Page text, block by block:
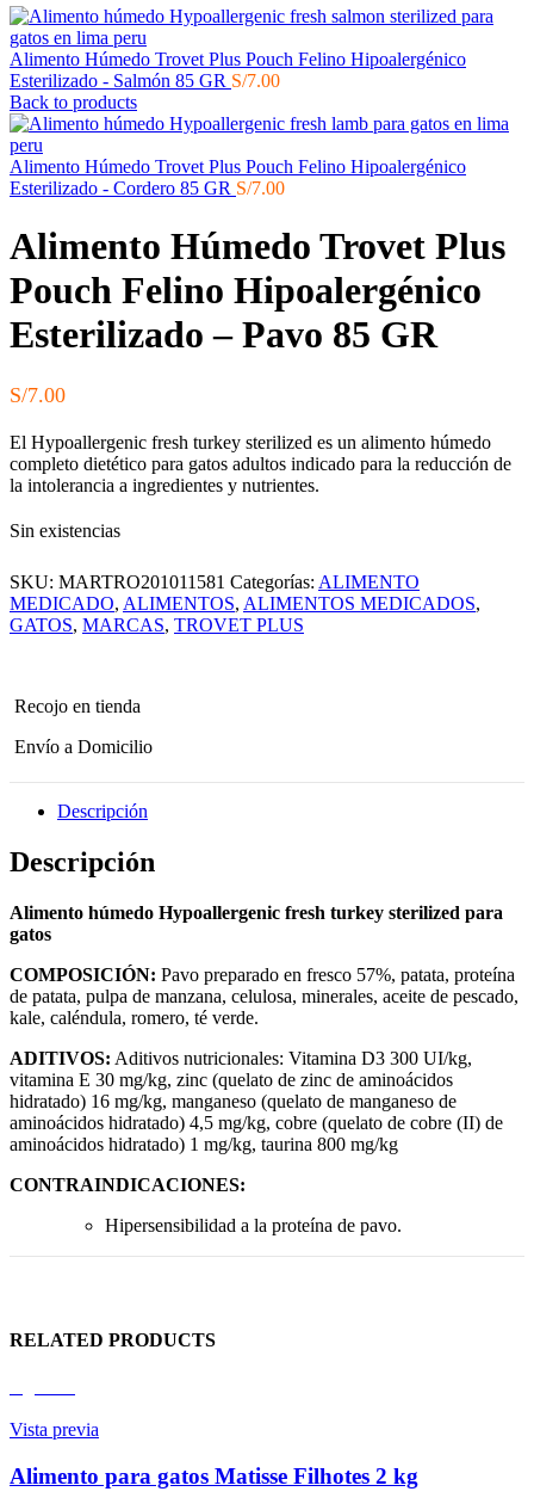
Alimento Húmedo Trovet Plus Pouch Felino Hipoalergénico
Esterilizado - Salmón 85 GR S/7.00
Back to products
Alimento Húmedo Trovet Plus Pouch Felino Hipoalergénico
Esterilizado - Cordero 85 GR S/7.00
Alimento Húmedo Trovet Plus
Pouch Felino Hipoalergénico
Esterilizado – Pavo 85 GR
S/7.00
El Hypoallergenic fresh turkey sterilized es un alimento húmedo
completo dietético para gatos adultos indicado para la reducción de
la intolerancia a ingredientes y nutrientes.
Sin existencias
SKU: MARTRO201011581 Categorías: ALIMENTO
MEDICADO, ALIMENTOS, ALIMENTOS MEDICADOS,
GATOS, MARCAS, TROVET PLUS
Recojo en tienda
Envío a Domicilio
Descripción
Descripción
Alimento húmedo Hypoallergenic fresh turkey sterilized para
gatos
COMPOSICIÓN: Pavo preparado en fresco 57%, patata, proteína
de patata, pulpa de manzana, celulosa, minerales, aceite de pescado,
kale, caléndula, romero, té verde.
ADITIVOS: Aditivos nutricionales: Vitamina D3 300 UI/kg,
vitamina E 30 mg/kg, zinc (quelato de zinc de aminoácidos
hidratado) 16 mg/kg, manganeso (quelato de manganeso de
aminoácidos hidratado) 4,5 mg/kg, cobre (quelato de cobre (II) de
aminoácidos hidratado) 1 mg/kg, taurina 800 mg/kg
CONTRAINDICACIONES:
Hipersensibilidad a la proteína de pavo.
RELATED PRODUCTS
Vista previa
Alimento para gatos Matisse Filhotes 2 kg